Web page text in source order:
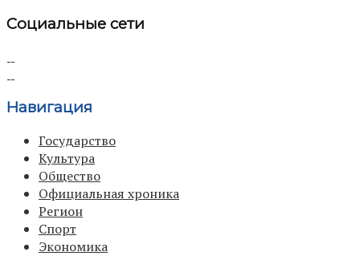
Социальные сети
Навигация
Государство
Культура
Общество
Официальная хроника
Регион
Спорт
Экономика